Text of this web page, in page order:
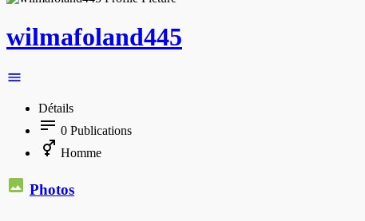
wilmafoland445
Détails
0 Publications
Homme
Photos